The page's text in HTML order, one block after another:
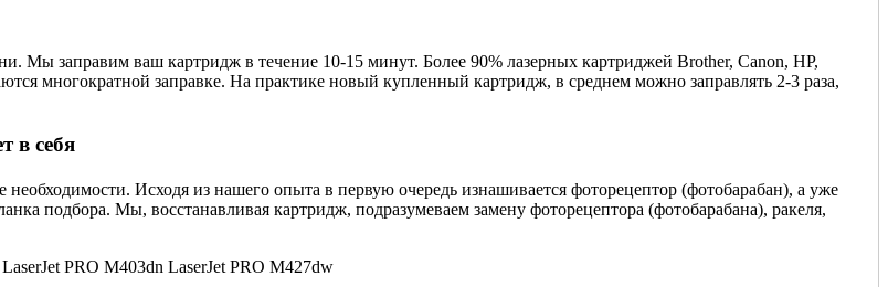
Мы заправим ваш картридж в течение 10-15 минут. Более 90% лазерных картриджей Brother, Canon, HP,
многократной заправке. На практике новый купленный картридж, в среднем можно заправлять 2-3 раза,
в себя
необходимости. Исходя из нашего опыта в первую очередь изнашивается фоторецептор (фотобарабан), а уже
подбора. Мы, восстанавливая картридж, подразумеваем замену фоторецептора (фотобарабана), ракеля,
PRO M403dn LaserJet PRO M427dw